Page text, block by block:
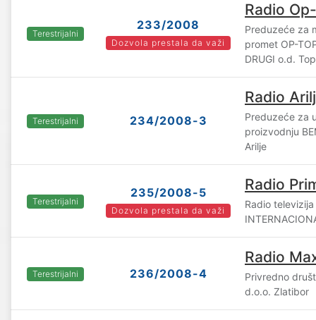
Terestrijalni
233/2008
Dozvola prestala da važi
Radio
Preduzeće za
promet OP-
DRUGI o.d.
Terestrijalni 234/2008-3
Radio
Preduzeće za
proizvodnju
Arilje
Terestrijalni
235/2008-5
Dozvola prestala da važi
Radio
Radio televizija
Terestrijalni 236/2008-4
Radio
Privredno
d.o.o. Zlatibor